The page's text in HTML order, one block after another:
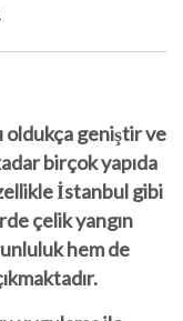
oldukça geniştir ve
birçok yapıda
İstanbul gibi
çelik yangın
hem de